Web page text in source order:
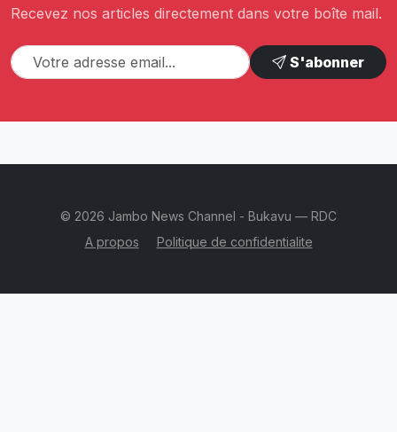
Recevez nos articles directement dans votre boîte mail.
S'abonner
© 2026 Jambo News Channel - Bukavu — RDC
A propos
Politique de confidentialite